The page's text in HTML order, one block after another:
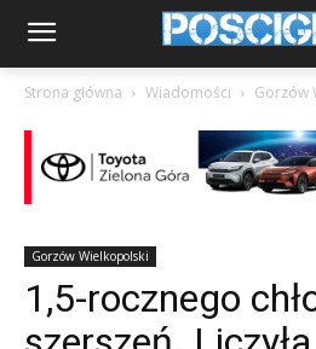
Strona główna Wiadomości Gorzów
Gorzów Wielkopolski
1,5-rocznego